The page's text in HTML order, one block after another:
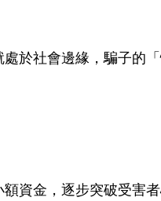
處於社會邊緣，騙子的
額資金，逐步突破受害